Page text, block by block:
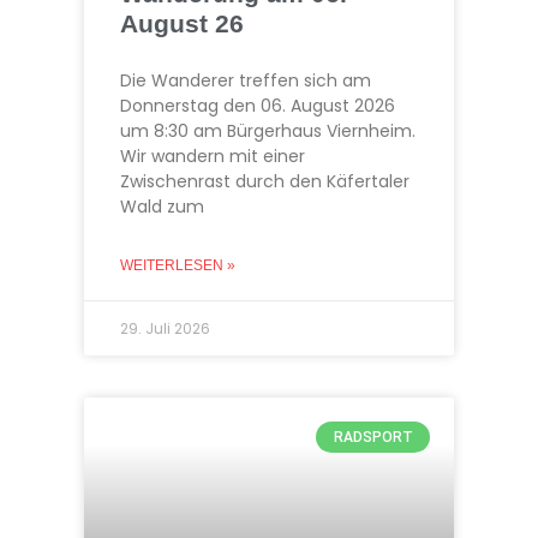
August 26
Die Wanderer treffen sich am
Donnerstag den 06. August 2026
um 8:30 am Bürgerhaus Viernheim.
Wir wandern mit einer
Zwischenrast durch den Käfertaler
Wald zum
WEITERLESEN »
29. Juli 2026
RADSPORT